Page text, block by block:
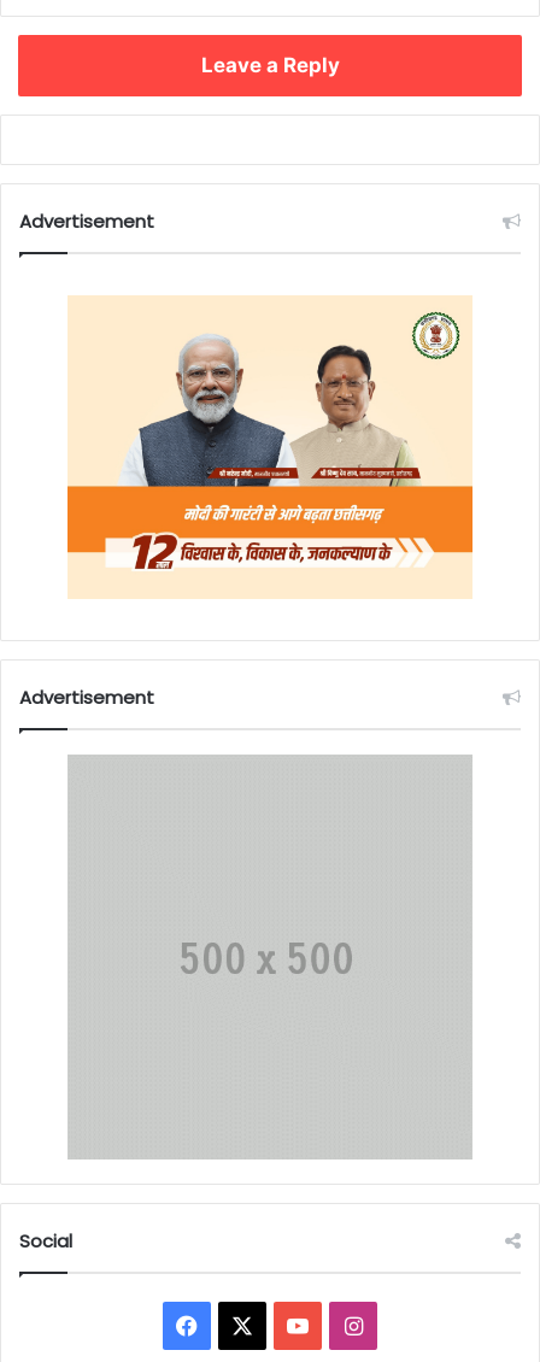
Leave a Reply
Advertisement
Advertisement
Social
Facebook YouTubeInstagram